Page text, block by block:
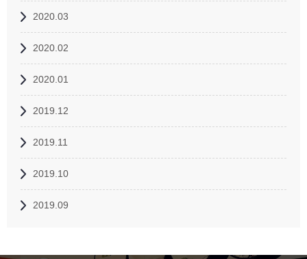
2020.03
2020.02
2020.01
2019.12
2019.11
2019.10
2019.09